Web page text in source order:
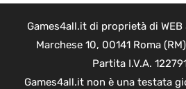
Games4all.it di proprietà di
Marchese 10, 00141 Roma
Partita I.V.A.
Games4all.it non è una testata